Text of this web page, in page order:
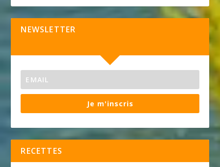
NEWSLETTER
Je m'inscris
RECETTES